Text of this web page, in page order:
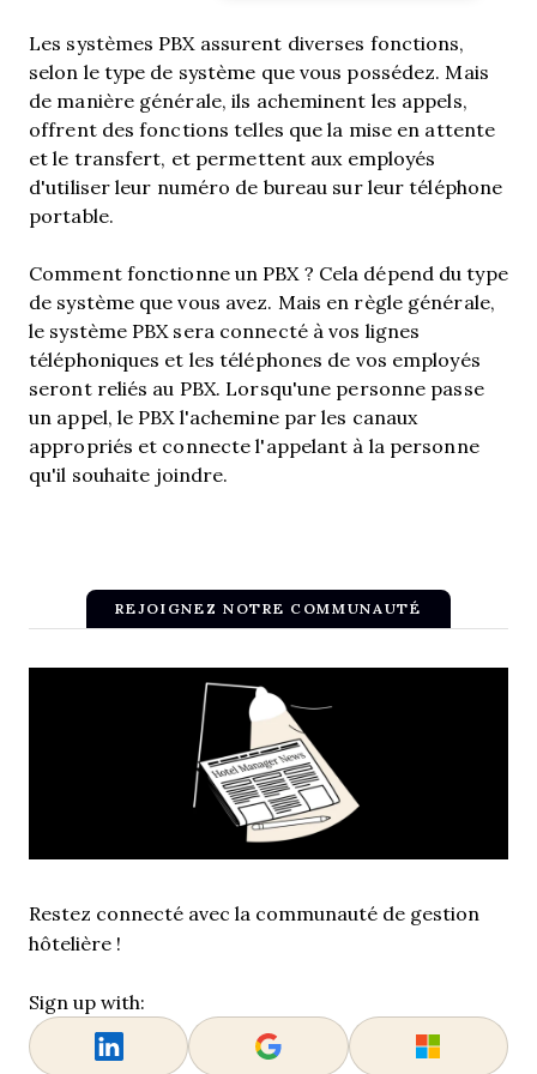
Les systèmes PBX assurent diverses fonctions,
selon le type de système que vous possédez. Mais
de manière générale, ils acheminent les appels,
offrent des fonctions telles que la mise en attente
et le transfert, et permettent aux employés
d'utiliser leur numéro de bureau sur leur téléphone
portable.
Comment fonctionne un PBX ? Cela dépend du type
de système que vous avez. Mais en règle générale,
le système PBX sera connecté à vos lignes
téléphoniques et les téléphones de vos employés
seront reliés au PBX. Lorsqu'une personne passe
un appel, le PBX l'achemine par les canaux
appropriés et connecte l'appelant à la personne
qu'il souhaite joindre.
REJOIGNEZ NOTRE COMMUNAUTÉ
Restez connecté avec la communauté de gestion
hôtelière !
Sign up with: